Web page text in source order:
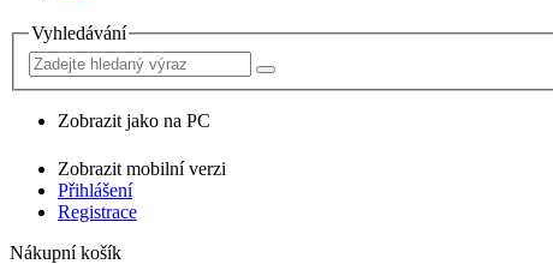
Vyhledávání
Zobrazit jako na PC
Zobrazit mobilní verzi
Přihlášení
Registrace
Nákupní košík